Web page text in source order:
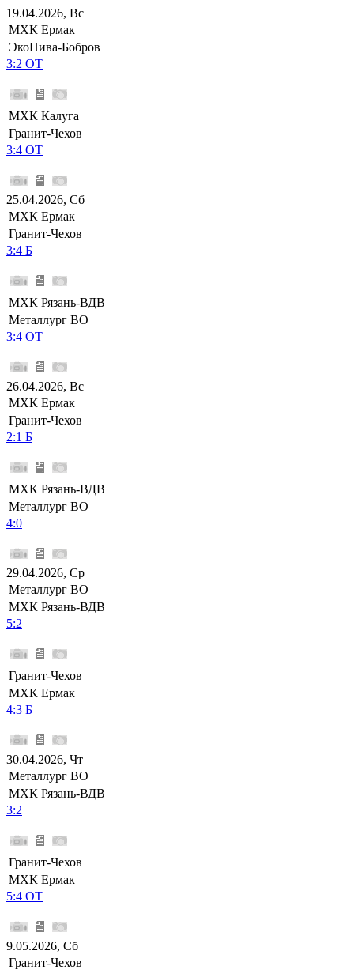
19.04.2026, Вс
МХК Ермак
ЭкоНива-Бобров
3:2 ОТ
МХК Калуга
Гранит-Чехов
3:4 ОТ
25.04.2026, Сб
МХК Ермак
Гранит-Чехов
3:4 Б
МХК Рязань-ВДВ
Металлург ВО
3:4 ОТ
26.04.2026, Вс
МХК Ермак
Гранит-Чехов
2:1 Б
МХК Рязань-ВДВ
Металлург ВО
4:0
29.04.2026, Ср
Металлург ВО
МХК Рязань-ВДВ
5:2
Гранит-Чехов
МХК Ермак
4:3 Б
30.04.2026, Чт
Металлург ВО
МХК Рязань-ВДВ
3:2
Гранит-Чехов
МХК Ермак
5:4 ОТ
9.05.2026, Сб
Гранит-Чехов